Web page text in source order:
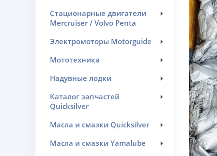
Стационарные двигатели
Mercruiser / Volvo Penta
Электромоторы Motorguide
Мототехника
Надувные лодки
Каталог запчастей
Quicksilver
Масла и смазки Quicksilver
Масла и смазки Yamalube